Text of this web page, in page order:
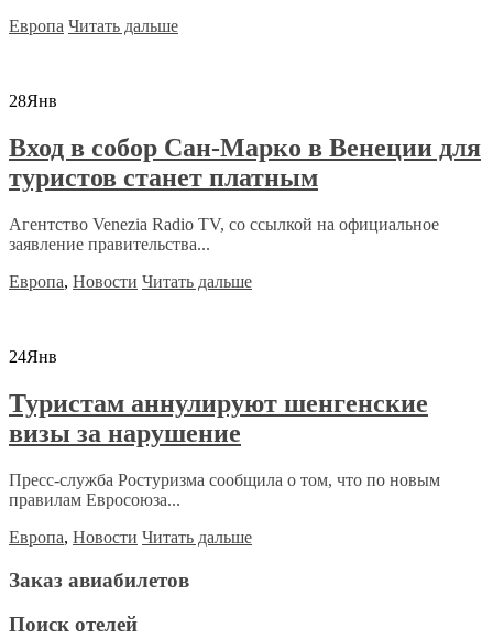
Европа Читать дальше
28Янв
Вход в собор Сан-Марко в Венеции для
туристов станет платным
Агентство Venezia Radio TV, со ссылкой на официальное
заявление правительства...
Европа, Новости Читать дальше
24Янв
Туристам аннулируют шенгенские
визы за нарушение
Пресс-служба Ростуризма сообщила о том, что по новым
правилам Евросоюза...
Европа, Новости Читать дальше
Заказ авиабилетов
Поиск отелей